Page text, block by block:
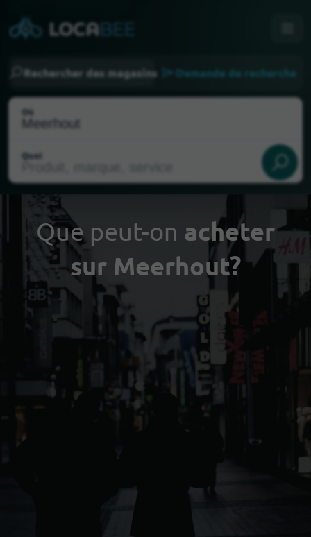
Rechercher des magasins Demande de recherche
Où
Quoi
Choisir ma localisation
Que peut-on acheter
sur Meerhout?